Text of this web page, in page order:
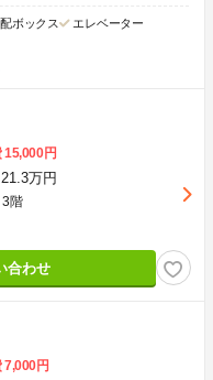
ボックス エレベーター
15,000円
21.3万円
3階
合わせ
7,000円